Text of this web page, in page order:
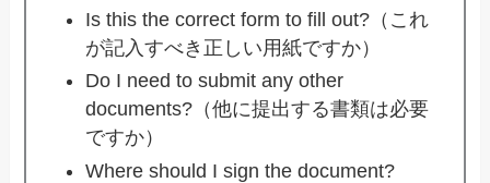
Is this the correct form to fill out?（これ
が記入すべき正しい用紙ですか）
Do I need to submit any other
documents?（他に提出する書類は必要
ですか）
Where should I sign the document?